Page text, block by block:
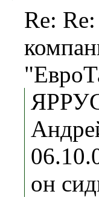
Re:
он